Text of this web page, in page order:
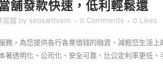
舖發款快速，低利輕鬆還
當舖 by seosantsem 0 Comments 0 Likes
務，為您提供各行各業借錢的融資，減輕您生活
著透明化、公司化、安全可靠、比公定利率更低